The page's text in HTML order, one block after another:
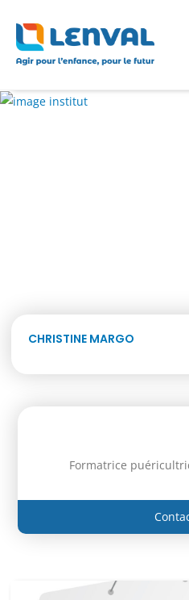
CHRISTINE MARGO
Formatrice